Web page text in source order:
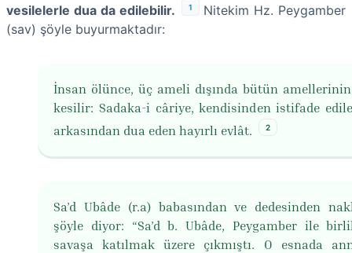
vesilelerle dua da edilebilir.
1
Nitekim Hz. Peygamber
(sav) şöyle buyurmaktadır:
İnsan ölünce, üç ameli dışında bütün amellerinin
kesilir: Sadaka-i câriye, kendisinden istifade
arkasından dua eden hayırlı evlât.
2
Sa’d Ubâde (r.a) babasından ve dedesinden
şöyle diyor: “Sa’d b. Ubâde, Peygamber ile
savaşa katılmak üzere çıkmıştı. O esnada